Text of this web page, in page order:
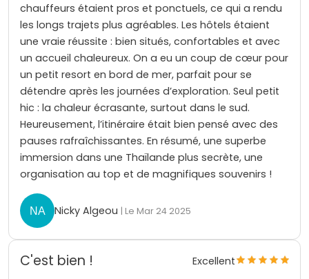
chauffeurs étaient pros et ponctuels, ce qui a rendu
les longs trajets plus agréables. Les hôtels étaient
une vraie réussite : bien situés, confortables et avec
un accueil chaleureux. On a eu un coup de cœur pour
un petit resort en bord de mer, parfait pour se
détendre après les journées d’exploration. Seul petit
hic : la chaleur écrasante, surtout dans le sud.
Heureusement, l’itinéraire était bien pensé avec des
pauses rafraîchissantes. En résumé, une superbe
immersion dans une Thaïlande plus secrète, une
organisation au top et de magnifiques souvenirs !
Nicky Algeou | Le Mar 24 2025
C'est bien !
Excellent